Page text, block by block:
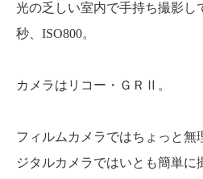
光の乏しい室内で手持ち撮影し
秒、ISO800。
カメラはリコー・ＧＲⅡ。
フィルムカメラではちょっと無
ジタルカメラではいとも簡単に